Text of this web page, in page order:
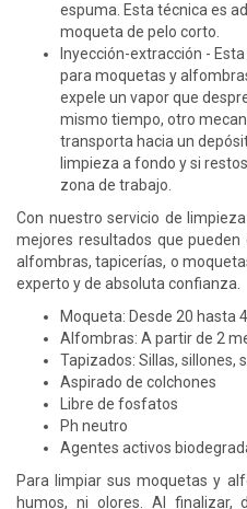
espuma. Esta técnica es
moqueta de pelo corto.
Inyección-extracción -
para moquetas y
expele un vapor que
mismo tiempo, otro
transporta hacia un
limpieza a fondo y si
zona de trabajo.
Con nuestro servicio de
mejores resultados que
alfombras, tapicerías, o
experto y de absoluta confianza.
Moqueta: Desde 20 hasta
Alfombras: A partir de 2
Tapizados: Sillas, sillones,
Aspirado de colchones
Libre de fosfatos
Ph neutro
Agentes activos
Para limpiar sus moquetas y
humos, ni olores. Al finalizar,